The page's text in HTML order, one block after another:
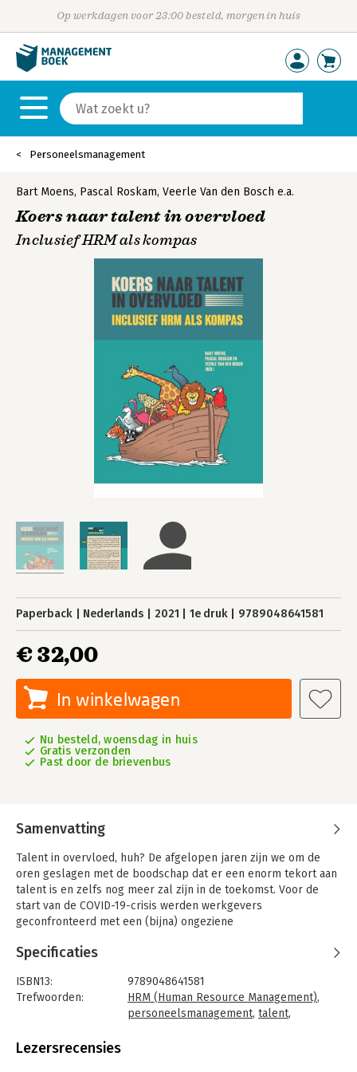
Op werkdagen voor 23:00 besteld, morgen in huis
Personeelsmanagement
Bart Moens, Pascal Roskam, Veerle Van den Bosch e.a.
Koers naar talent in overvloed
Inclusief HRM als kompas
Paperback Nederlands 2021 1e druk 9789048641581
€ 32,00
In winkelwagen
Nu besteld, woensdag in huis
Gratis verzonden
Past door de brievenbus
Samenvatting
Talent in overvloed, huh? De afgelopen jaren zijn we om de
oren geslagen met de boodschap dat er een enorm tekort aan
talent is en zelfs nog meer zal zijn in de toekomst. Voor de
start van de COVID-19-crisis werden werkgevers
geconfronteerd met een (bijna) ongeziene
Werkgevers vochten als het ware om talent. De COVID-19-crisis
blijven vele werkgevers zelfs in volle COVID-19-tijden
schreeuwen om talent. Eens de pandemie onder controle is,
zal de war for talent weer in alle hevigheid woeden.
Een tekort aan talent … en dat terwijl honderdduizenden
Specificaties
ISBN13:
9789048641581
Trefwoorden:
HRM (Human Resource Management),
personeelsmanagement, talent,
Taal:
Lezersrecensies